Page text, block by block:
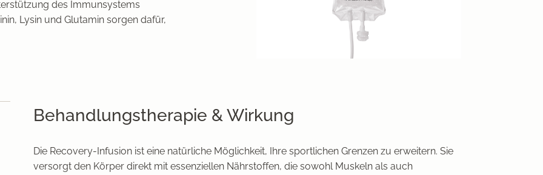
des Immunsystems
Lysin und Glutamin sorgen dafür,
Behandlungstherapie & Wirkung
Die Recovery-Infusion ist eine natürliche Möglichkeit, Ihre sportlichen Grenzen zu erweitern. Sie
versorgt den Körper direkt mit essenziellen Nährstoffen, die sowohl Muskeln als auch